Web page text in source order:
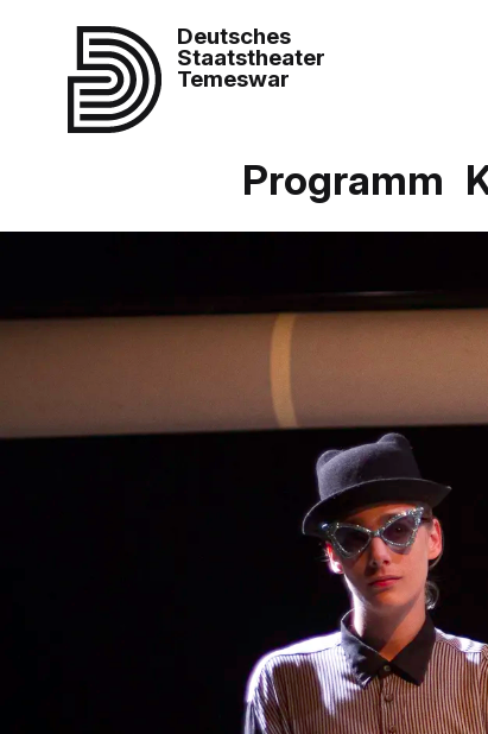
Deutsches
Staatstheater
Temeswar
Programm